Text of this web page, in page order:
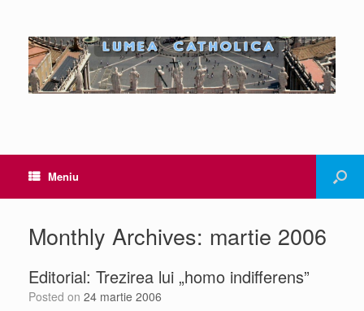
Meniu
Monthly Archives: martie 2006
Editorial: Trezirea lui „homo indifferens”
Posted on 24 martie 2006